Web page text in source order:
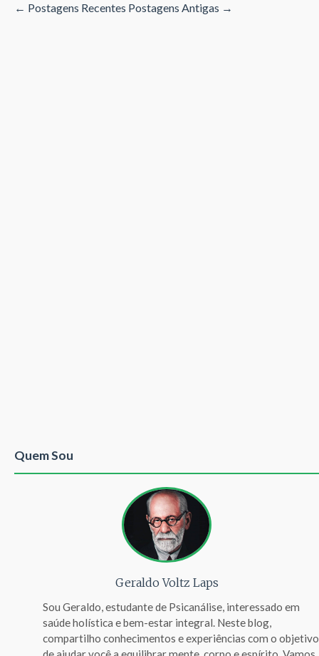
← Postagens Recentes Postagens Antigas →
Quem Sou
Geraldo Voltz Laps
Sou Geraldo, estudante de Psicanálise, interessado em
saúde holística e bem-estar integral. Neste blog,
compartilho conhecimentos e experiências com o objetivo